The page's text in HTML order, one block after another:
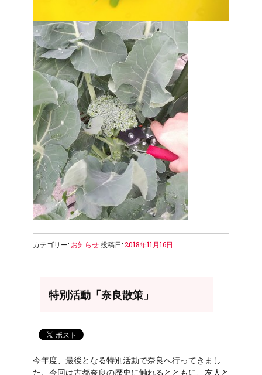
カテゴリー: お知らせ投稿日:2018年11月16日.
特別活動「奈良散策」
今年度、最後となる特別活動で奈良へ行ってきまし
た。今回は古都奈良の歴史に触れるとともに、友人と